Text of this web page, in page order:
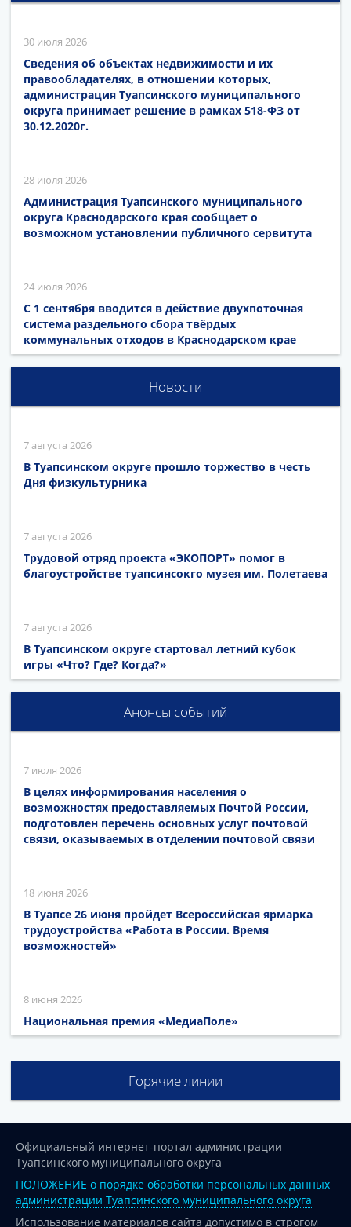
30 июля 2026
Сведения об объектах недвижимости и их
правообладателях, в отношении которых,
администрация Туапсинского муниципального
округа принимает решение в рамках 518-ФЗ от
30.12.2020г.
28 июля 2026
Администрация Туапсинского муниципального
округа Краснодарского края сообщает о
возможном установлении публичного сервитута
24 июля 2026
С 1 сентября вводится в действие двухпоточная
система раздельного сбора твёрдых
коммунальных отходов в Краснодарском крае
Новости
7 августа 2026
В Туапсинском округе прошло торжество в честь
Дня физкультурника
7 августа 2026
Трудовой отряд проекта «ЭКОПОРТ» помог в
благоустройстве туапсинсокго музея им. Полетаева
7 августа 2026
В Туапсинском округе стартовал летний кубок
игры «Что? Где? Когда?»
Анонсы событий
7 июля 2026
В целях информирования населения о
возможностях предоставляемых Почтой России,
подготовлен перечень основных услуг почтовой
связи, оказываемых в отделении почтовой связи
18 июня 2026
В Туапсе 26 июня пройдет Всероссийская ярмарка
трудоустройства «Работа в России. Время
возможностей»
8 июня 2026
Национальная премия «МедиаПоле»
Горячие линии
Официальный интернет-портал администрации
Туапсинского муниципального округа
ПОЛОЖЕНИЕ о порядке обработки персональных данных
администрации Туапсинского муниципального округа
Использование материалов сайта допустимо в строгом